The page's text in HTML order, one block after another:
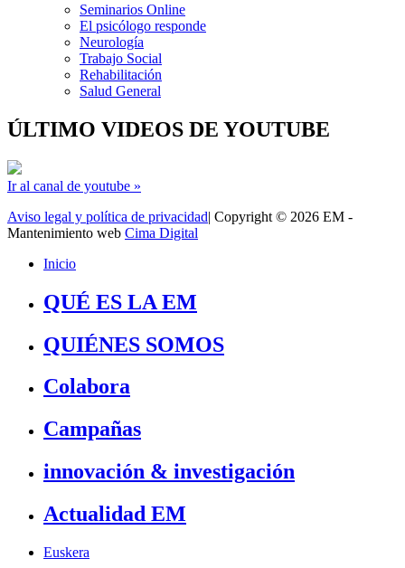
Seminarios Online
El psicólogo responde
Neurología
Trabajo Social
Rehabilitación
Salud General
ÚLTIMO VIDEOS DE YOUTUBE
Ir al canal de youtube »
Aviso legal y política de privacidad| Copyright © 2026 EM -
Mantenimiento web Cima Digital
Inicio
QUÉ ES LA EM
QUIÉNES SOMOS
Colabora
Campañas
innovación & investigación
Actualidad EM
Euskera